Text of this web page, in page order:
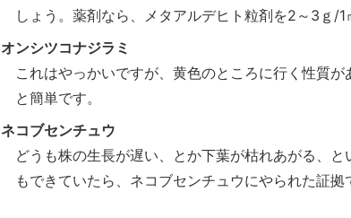
しょう。薬剤なら、メタアルデヒト粒剤を2～3ｇ/1
オンシツコナジラミ
これはやっかいですが、黄色のところに行く性質
と簡単です。
ネコブセンチュウ
どうも株の生長が遅い、とか下葉が枯れあがる、
もできていたら、ネコブセンチュウにやられた証